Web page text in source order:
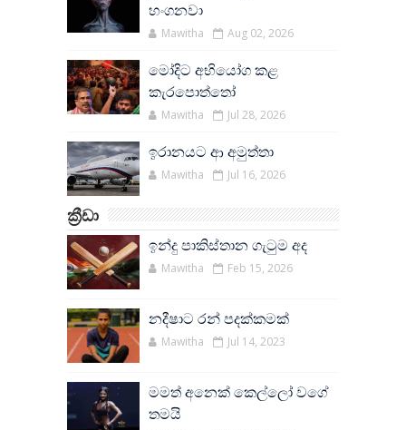
හංගනවා
Mawitha Aug 02, 2026
මෝදිට අභියෝග කළ
කැරපොත්තෝ
Mawitha Jul 28, 2026
ඉරානයට ආ අමුත්තා
Mawitha Jul 16, 2026
ක්‍රීඩා
ඉන්දු පාකිස්තාන ගැටුම අද
Mawitha Feb 15, 2026
නදීෂාට රන් පදක්කමක්
Mawitha Jul 14, 2023
මමත් අනෙක් කෙල්ලෝ වගේ
තමයි